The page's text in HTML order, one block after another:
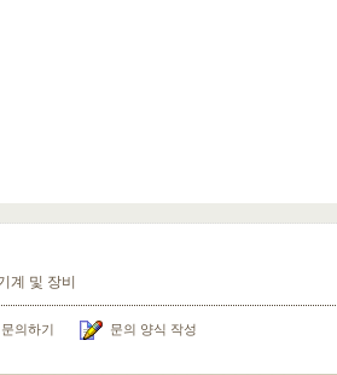
계 및 장비
문의하기 문의 양식 작성